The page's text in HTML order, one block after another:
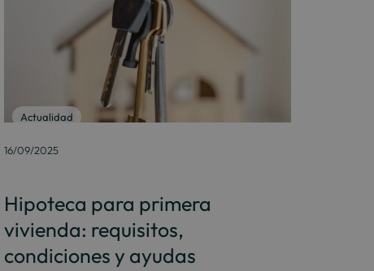
Actualidad
16/09/2025
Hipoteca para primera
vivienda: requisitos,
condiciones y ayudas